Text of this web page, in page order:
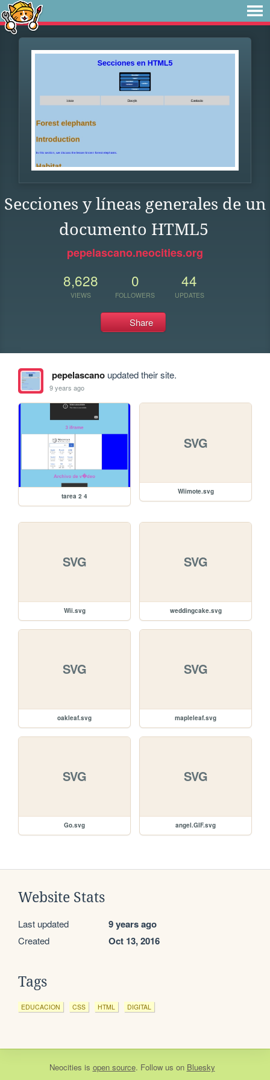
Secciones y líneas generales de un
documento HTML5
pepelascano.neocities.org
8,628
VIEWS
0
FOLLOWERS
44
UPDATES
Share
pepelascanoupdated their site.
9 years ago
tarea 2 4
SVG
Wiimote.svg
SVG
Wii.svg
SVG
weddingcake.svg
SVG
oakleaf.svg
SVG
mapleleaf.svg
SVG
Go.svg
SVG
angel.GIF.svg
Website Stats
Last updated 9 years ago
Created Oct 13, 2016
Tags
EDUCACION CSS HTML DIGITAL
Neocities is open source. Follow us on Bluesky